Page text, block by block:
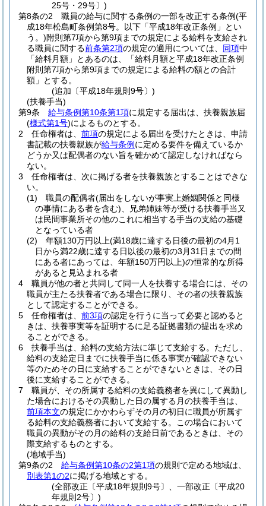
25号・29号〕)
第8条の2
職員の給与に関する条例の一部を改正する条例(平
成18年松島町条例第8号。以下「平成18年改正条例」とい
う。)附則第7項から第9項までの規定による給料を支給され
る職員に関する前条第2項の規定の適用については、 同項中
「給料月額」とあるのは、「給料月額と平成18年改正条例
附則第7項から第9項までの規定による給料の額との合計
額」とする。
(追加〔平成18年規則9号〕)
(扶養手当)
第9条
給与条例第10条第1項に規定する届出は、扶養親族届
(様式第1号)によるものとする。
2
任命権者は、 前項の規定による届出を受けたときは、申請
書記載の扶養親族が給与条例 に定める要件を備えているか
どうか又は配偶者のない旨を確かめて認定しなければなら
ない。
3
任命権者は、次に掲げる者を扶養親族とすることはできな
い。
(1)
職員の配偶者(届出をしないが事実上婚姻関係と同様
の事情にある者を含む) 、兄弟姉妹等が受ける扶養手当又
は民間事業所その他のこれに相当する手当の支給の基礎
となっている者
(2)
年額130万円以上(満18歳に達する日後の最初の4月1
日から満22歳に達する日以後の最初の3月31日までの間
にある者にあっては、年額150万円以上)の恒常的な所得
があると見込まれる者
4
職員が他の者と共同して同一人を扶養する場合には、その
職員が主たる扶養者である場合に限り、その者の扶養親族
として認定することができる。
5
任命権者は、 前3項の認定を行うに当って必要と認めると
きは、扶養事実等を証明するに足る証拠書類の提出を求め
ることができる。
6
扶養手当は、給料の支給方法に準じて支給する。 ただし、
給料の支給定日までに扶養手当に係る事実が確認できない
等のためその日に支給することができないときは、その日
後に支給することができる。
7
職員が、その所属する給料の支給義務者を異にして異動し
た場合におけるその異動した日の属する月の扶養手当は、
前項本文の規定にかかわらずその月の初日に職員が所属す
る給料の支給義務者において支給する。
この場合において
職員の異動がその月の給料の支給日前であるときは、その
際支給するものとする。
(地域手当)
第9条の2
給与条例第10条の2第1項の規則で定める地域は、
別表第1の2に掲げる地域とする。
(全部改正〔平成18年規則9号〕、一部改正〔平成20
年規則2号〕)